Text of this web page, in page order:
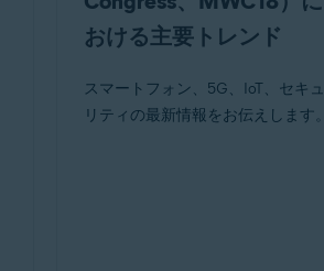
おける主要トレンド
スマートフォン、5G、IoT、セキュ
リティの最新情報をお伝えします。